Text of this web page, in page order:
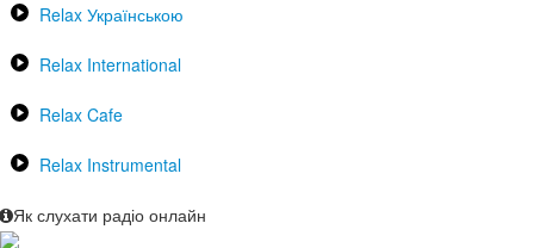
Relax Українською
Relax International
Relax Cafe
Relax Instrumental
Як слухати радіо онлайн